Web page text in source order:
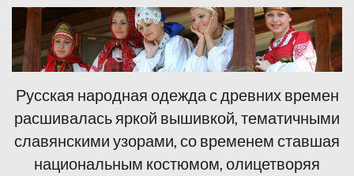
Русская народная одежда с древних времен
расшивалась яркой вышивкой, тематичными
славянскими узорами, со временем ставшая
национальным костюмом, олицетворяя